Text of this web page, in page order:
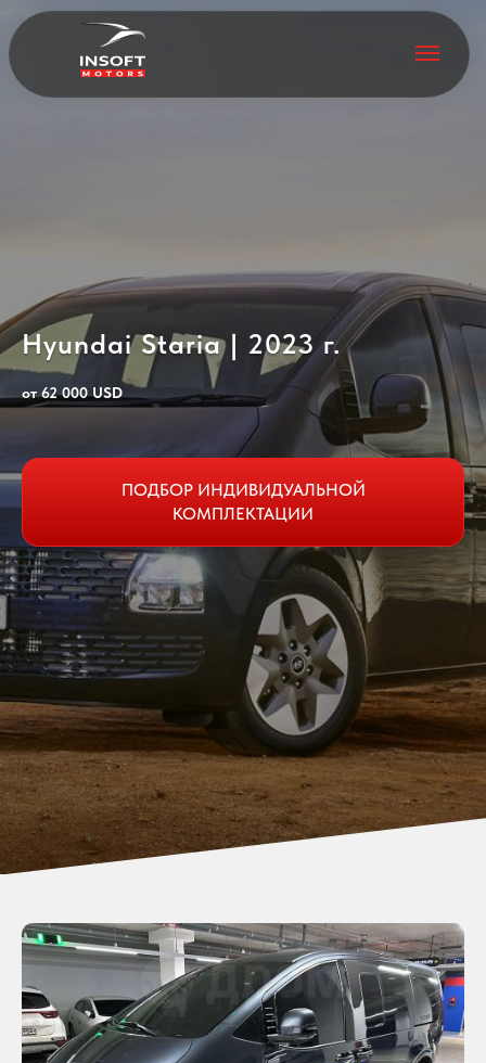
Hyundai Staria | 2023 г.
от 62 000 USD
ПОДБОР ИНДИВИДУАЛЬНОЙ
КОМПЛЕКТАЦИИ